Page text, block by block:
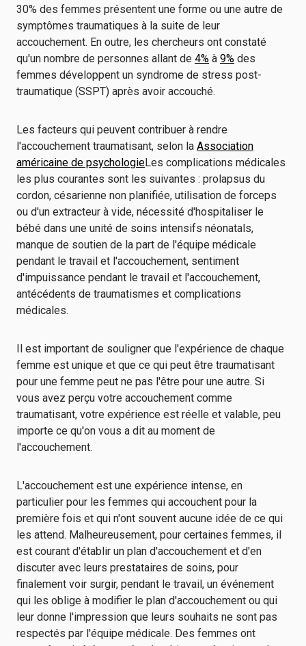
30% des femmes présentent une forme ou une autre de
symptômes traumatiques à la suite de leur
accouchement. En outre, les chercheurs ont constaté
qu'un nombre de personnes allant de 4% à 9% des
femmes développent un syndrome de stress post-
traumatique (SSPT) après avoir accouché.
Les facteurs qui peuvent contribuer à rendre
l'accouchement traumatisant, selon la Association
américaine de psychologieLes complications médicales
les plus courantes sont les suivantes : prolapsus du
cordon, césarienne non planifiée, utilisation de forceps
ou d'un extracteur à vide, nécessité d'hospitaliser le
bébé dans une unité de soins intensifs néonatals,
manque de soutien de la part de l'équipe médicale
pendant le travail et l'accouchement, sentiment
d'impuissance pendant le travail et l'accouchement,
antécédents de traumatismes et complications
médicales.
Il est important de souligner que l'expérience de chaque
femme est unique et que ce qui peut être traumatisant
pour une femme peut ne pas l'être pour une autre. Si
vous avez perçu votre accouchement comme
traumatisant, votre expérience est réelle et valable, peu
importe ce qu'on vous a dit au moment de
l'accouchement.
L'accouchement est une expérience intense, en
particulier pour les femmes qui accouchent pour la
première fois et qui n'ont souvent aucune idée de ce qui
les attend. Malheureusement, pour certaines femmes, il
est courant d'établir un plan d'accouchement et d'en
discuter avec leurs prestataires de soins, pour
finalement voir surgir, pendant le travail, un événement
qui les oblige à modifier le plan d'accouchement ou qui
leur donne l'impression que leurs souhaits ne sont pas
respectés par l'équipe médicale. Des femmes ont